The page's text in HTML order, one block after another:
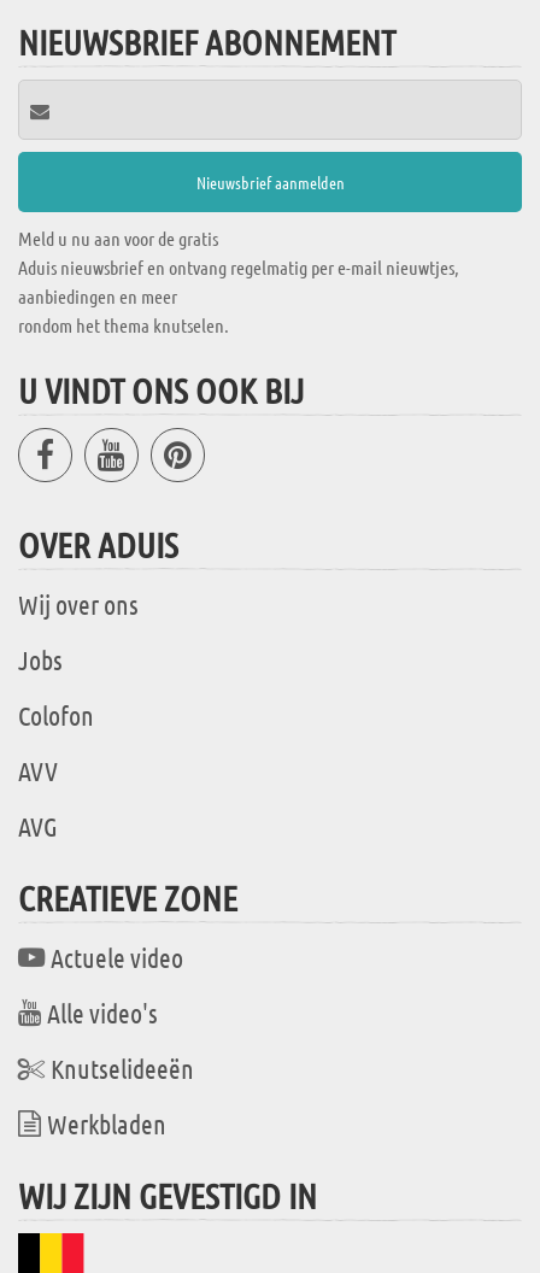
NIEUWSBRIEF ABONNEMENT
Meld u nu aan voor de gratis
Aduis nieuwsbrief en ontvang regelmatig per e-mail nieuwtjes,
aanbiedingen en meer
rondom het thema knutselen.
U VINDT ONS OOK BIJ
OVER ADUIS
Wij over ons
Jobs
Colofon
AVV
AVG
CREATIEVE ZONE
Actuele video
Alle video's
Knutselideeën
Werkbladen
WIJ ZIJN GEVESTIGD IN